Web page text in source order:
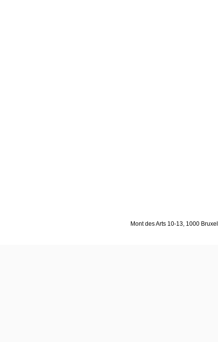
Mont des Arts 10-13, 1000